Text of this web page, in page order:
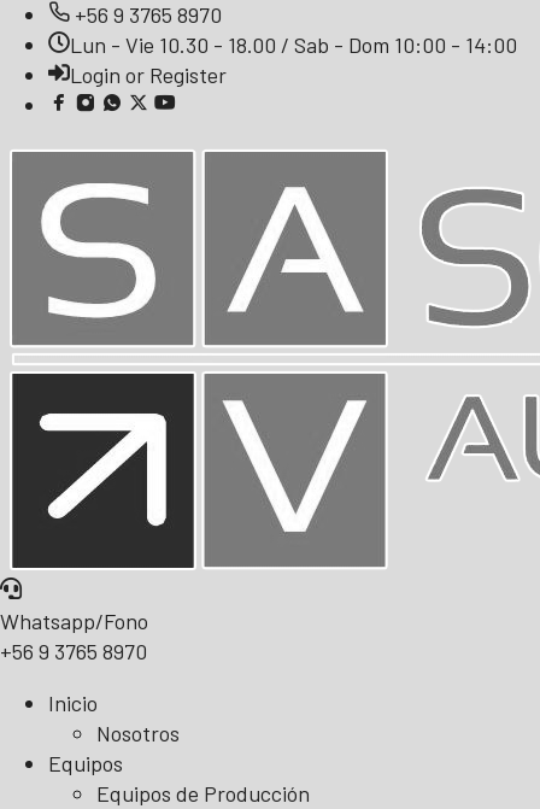
+56 9 3765 8970
Lun - Vie 10.30 - 18.00 / Sab - Dom 10:00 - 14:00
Login or Register
Whatsapp/Fono
+56 9 3765 8970
Inicio
Nosotros
Equipos
Equipos de Producción